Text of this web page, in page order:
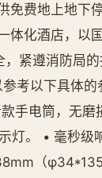
免费地上地下
体化酒店，以
紧遵消防局
考以下具体
手电筒，无
灯。 • 毫秒
（